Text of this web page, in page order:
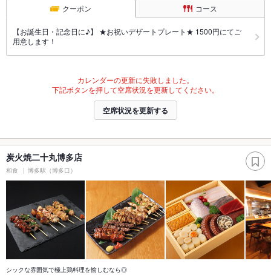
クーポン コース
【お誕生日・記念日に♪】 ★お祝いデザートプレート★ 1500円にてご
用意します！
カレンダーの更新に失敗しました。
下記ボタンを押して空席状況を更新してください。
空席状況を更新する
炭火焼二十丸博多店
和食 博多駅（博多口）
シックな雰囲気で極上鶏料理を愉しむなら◎